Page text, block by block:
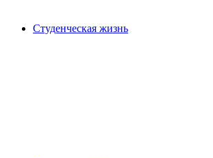
Студенческая жизнь